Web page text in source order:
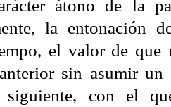
átono de la
la entonación
el valor de que
sin asumir
con el